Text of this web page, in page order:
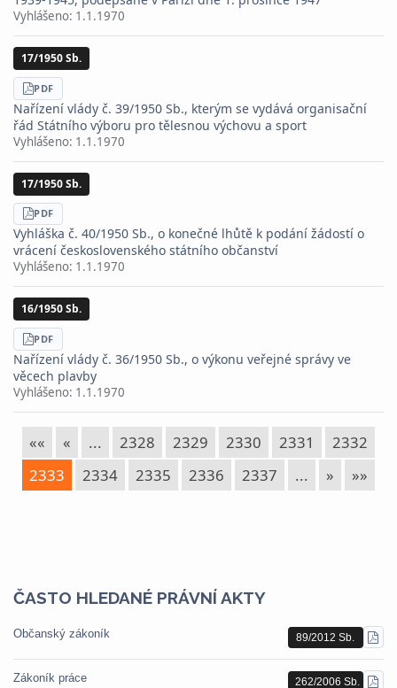
Vyhlášeno: 1.1.1970
17/1950 Sb.
STÁHNOUT
PDF
Nařízení vlády č. 39/1950 Sb., kterým se vydává organisační
řád Státního výboru pro tělesnou výchovu a sport
Vyhlášeno: 1.1.1970
17/1950 Sb.
STÁHNOUT
PDF
Vyhláška č. 40/1950 Sb., o konečné lhůtě k podání žádostí o
vrácení československého státního občanství
Vyhlášeno: 1.1.1970
16/1950 Sb.
STÁHNOUT
PDF
Nařízení vlády č. 36/1950 Sb., o výkonu veřejné správy ve
věcech plavby
Vyhlášeno: 1.1.1970
«« « ... 2328 2329 2330 2331
2332
2333
2334 2335 2336 2337 ... » »»
ČASTO HLEDANÉ PRÁVNÍ AKTY
Občanský zákoník 89/2012 Sb.
PDF
Zákoník práce 262/2006 Sb.